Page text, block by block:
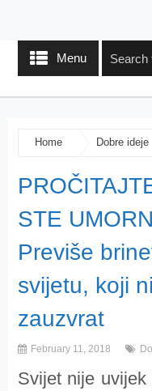
Menu
Home Dobre ideje
STE
Previše
svijetu, koji
zauzvrat
February 11, 2018
Svijet nije